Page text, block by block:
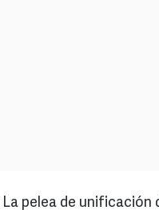
La pelea de unificación